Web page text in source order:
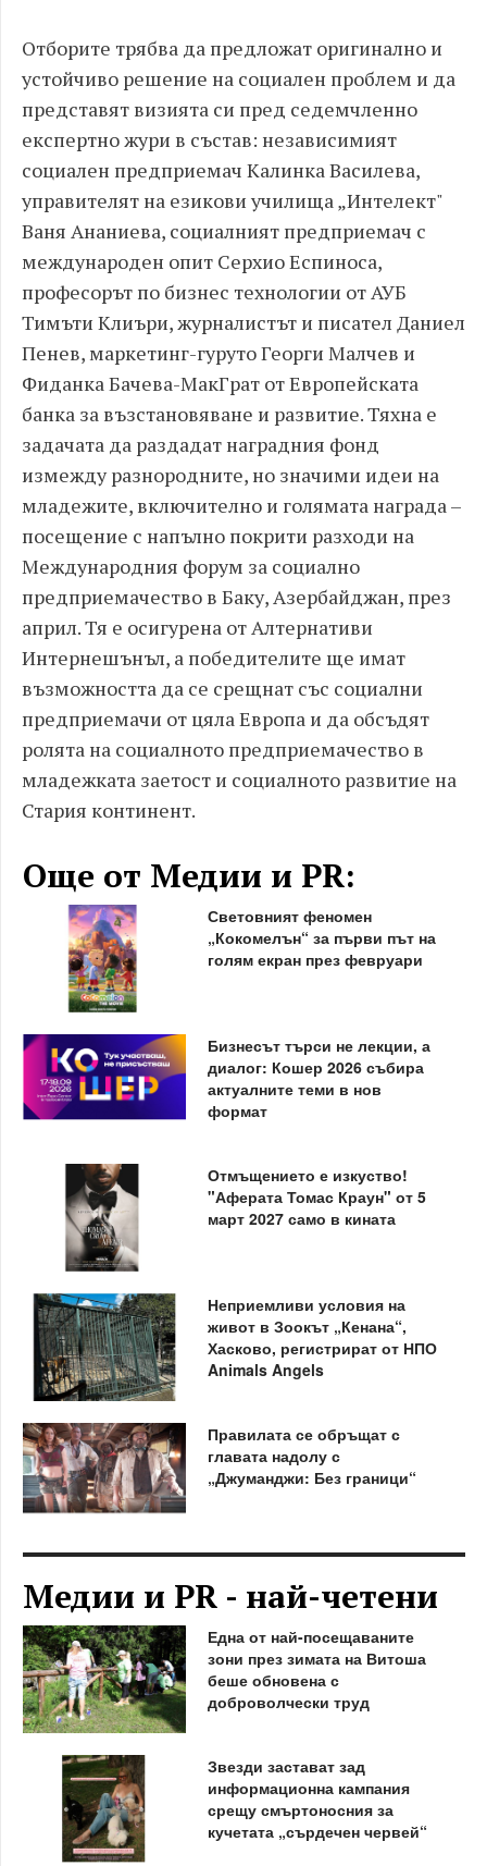
Отборите трябва да предложат оригинално и
устойчиво решение на социален проблем и да
представят визията си пред седемчленно
експертно жури в състав: независимият
социален предприемач Калинка Василева,
управителят на езикови училища „Интелект"
Ваня Ананиева, социалният предприемач с
международен опит Серхио Еспиноса,
професорът по бизнес технологии от АУБ
Тимъти Клиъри, журналистът и писател Даниел
Пенев, маркетинг-гуруто Георги Малчев и
Фиданка Бачева-МакГрат от Европейската
банка за възстановяване и развитие. Тяхна е
задачата да раздадат наградния фонд
измежду разнородните, но значими идеи на
младежите, включително и голямата награда –
посещение с напълно покрити разходи на
Международния форум за социално
предприемачество в Баку, Азербайджан, през
април. Тя е осигурена от Алтернативи
Интернешънъл, а победителите ще имат
възможността да се срещнат със социални
предприемачи от цяла Европа и да обсъдят
ролята на социалното предприемачество в
младежката заетост и социалното развитие на
Стария континент.
Още от Медии и PR:
Световният феномен
„Кокомелън“ за първи път на
голям екран през февруари
Бизнесът търси не лекции, а
диалог: Кошер 2026 събира
актуалните теми в нов
формат
Отмъщението е изкуство!
"Аферата Томас Краун" от 5
март 2027 само в кината
Неприемливи условия на
живот в Зоокът „Кенана“,
Хасково, регистрират от НПО
Animals Angels
Правилата се обръщат с
главата надолу с
„Джуманджи: Без граници“
Медии и PR - най-четени
Една от най-посещаваните
зони през зимата на Витоша
беше обновена с
доброволчески труд
Звезди застават зад
информационна кампания
срещу смъртоносния за
кучетата „сърдечен червей“